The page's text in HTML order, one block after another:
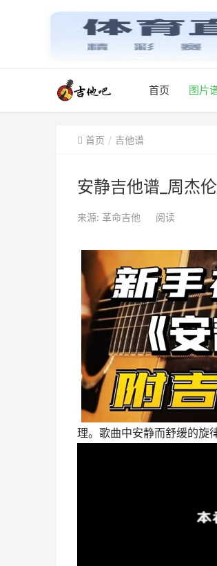
首页 图片
首页 吉他谱
安静吉他谱_周杰
来源: 革命吉他 阅读
理。歌曲中安静而舒缓的旋